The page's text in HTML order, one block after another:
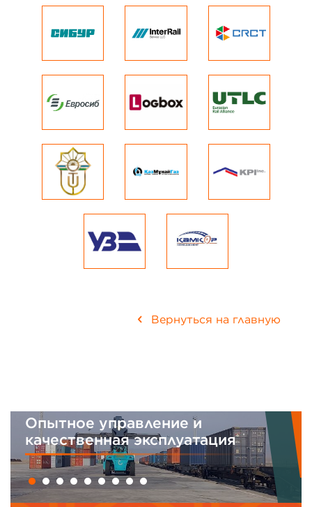
Вернуться на главную
Опытное управление и
качественная эксплуатация